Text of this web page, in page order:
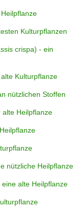
Kulturpflanzen
crispa) - ein
Kulturpflanze
nützlichen Stoffen
Heilpflanze
nützliche Heilpflanze
alte Heilpflanze